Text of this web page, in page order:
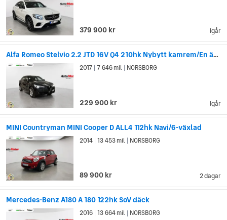
Igår
379 900 kr
Alfa Romeo Stelvio 2.2 JTD 16V Q4 210hk Nybytt kamrem/En ägare
Igår
2017 7 646 mil NORSBORG
229 900 kr
MINI Countryman MINI Cooper D ALL4 112hk Navi/6-växlad
2 dagar
2014 13 453 mil NORSBORG
89 900 kr
Mercedes-Benz A180 A 180 122hk SoV däck
2016 13 664 mil NORSBORG